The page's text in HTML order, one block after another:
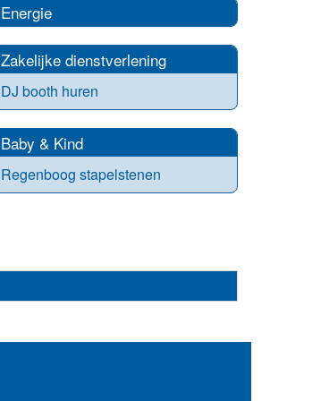
Energie
Zakelijke dienstverlening
DJ booth huren
Baby & Kind
Regenboog stapelstenen